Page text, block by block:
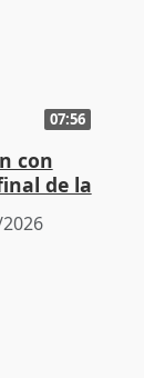
07:56
con
de la